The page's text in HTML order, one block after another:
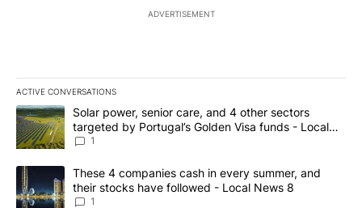
ADVERTISEMENT
ACTIVE CONVERSATIONS
The following is a list of the most commented articles in the last
A trending article titled "Solar power, senior care, and 4 other
Solar power, senior care, and 4 other sectors
targeted by Portugal’s Golden Visa funds - Local
News 8
1
A trending article titled "These 4 companies cash in every
These 4 companies cash in every summer, and
their stocks have followed - Local News 8
1